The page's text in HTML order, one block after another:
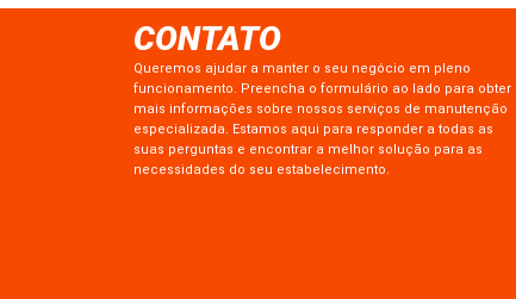
CONTATO
Queremos ajudar a manter o seu negócio em pleno
funcionamento. Preencha o formulário ao lado para obter
mais informações sobre nossos serviços de manutenção
especializada. Estamos aqui para responder a todas as
suas perguntas e encontrar a melhor solução para as
necessidades do seu estabelecimento.